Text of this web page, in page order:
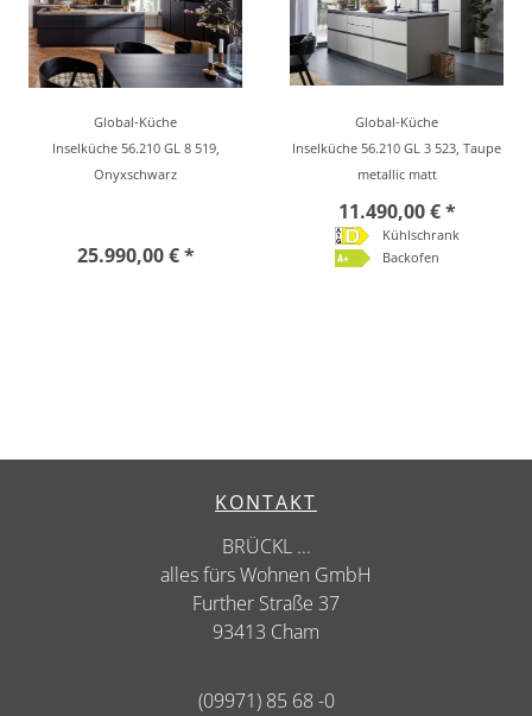
Global-Küche
Inselküche 56.210 GL 8 519,
Onyxschwarz
25.990,00 € *
Global-Küche
Inselküche 56.210 GL 3 523, Taupe
metallic matt
11.490,00 € *
Kühlschrank
Backofen
KONTAKT
BRÜCKL ...
alles fürs Wohnen GmbH
Further Straße 37
93413 Cham
(09971) 85 68 -0